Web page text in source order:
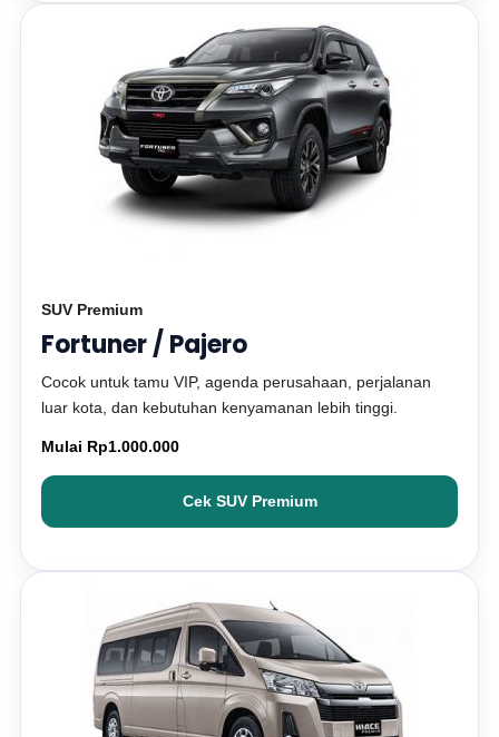
SUV Premium
Fortuner / Pajero
Cocok untuk tamu VIP, agenda perusahaan, perjalanan
luar kota, dan kebutuhan kenyamanan lebih tinggi.
Mulai Rp1.000.000
Cek SUV Premium